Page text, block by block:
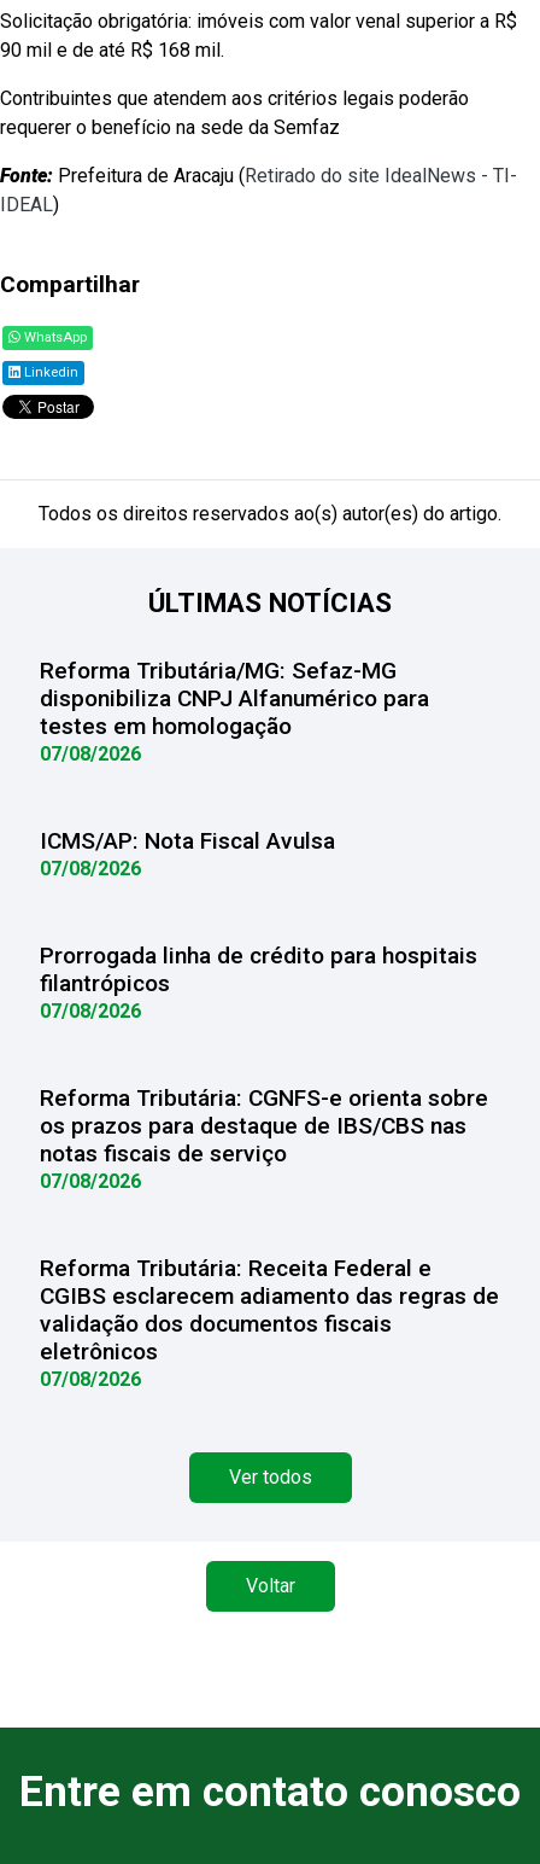
Solicitação obrigatória: imóveis com valor venal superior a R$
90 mil e de até R$ 168 mil.
Contribuintes que atendem aos critérios legais poderão
requerer o benefício na sede da Semfaz
Fonte: Prefeitura de Aracaju (Retirado do site IdealNews - TI-
IDEAL)
Compartilhar
WhatsApp
Linkedin
Todos os direitos reservados ao(s) autor(es) do artigo.
ÚLTIMAS NOTÍCIAS
Reforma Tributária/MG: Sefaz-MG
disponibiliza CNPJ Alfanumérico para
testes em homologação
07/08/2026
ICMS/AP: Nota Fiscal Avulsa
07/08/2026
Prorrogada linha de crédito para hospitais
filantrópicos
07/08/2026
Reforma Tributária: CGNFS-e orienta sobre
os prazos para destaque de IBS/CBS nas
notas fiscais de serviço
07/08/2026
Reforma Tributária: Receita Federal e
CGIBS esclarecem adiamento das regras de
validação dos documentos fiscais
eletrônicos
07/08/2026
Ver todos
Voltar
Entre em contato conosco